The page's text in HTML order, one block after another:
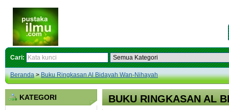
Cari:
Beranda>Buku Ringkasan Al Bidayah Wan-Nihayah
KATEGORI BUKU RINGKASAN AL